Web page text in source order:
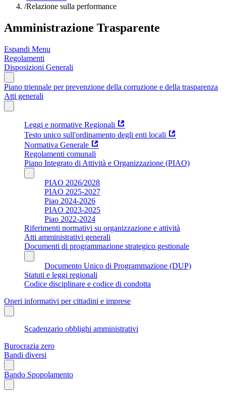
/Relazione sulla performance
Amministrazione Trasparente
Espandi Menu
Regolamenti
Disposizioni Generali
Piano triennale per prevenzione della corruzione e della trasparenza
Atti generali
Leggi e normative Regionali
Testo unico sull'ordinamento degli enti locali
Normativa Generale
Regolamenti comunali
Piano Integrato di Attività e Organizzazione (PIAO)
PIAO 2026/2028
PIAO 2025-2027
Piao 2024-2026
PIAO 2023-2025
Piao 2022-2024
Riferimenti normativi su organizzazione e attività
Atti amministrativi generali
Documenti di programmazione strategico gestionale
Documento Unico di Programmazione (DUP)
Statuti e leggi regionali
Codice disciplinare e codice di condotta
Oneri informativi per cittadini e imprese
Scadenzario obblighi amministrativi
Burocrazia zero
Bandi diversi
Bando Spopolamento